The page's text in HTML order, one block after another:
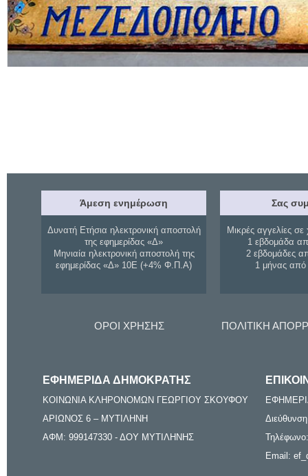
Άμεση ενημέρωση
Δυνατή Ετήσια ηλεκτρονική αποστολή
της εφημερίδας «Δ»
Μηνιαία ηλεκτρονική αποστολή της
εφημερίδας «Δ» 10Ε (+4% Φ.Π.Α)
Σας
Μικρές αγγελίες σε
1 εβδομάδα
2 εβδομάδες
1 μήνας
ΟΡΟΙ ΧΡΗΣΗΣ ΠΟΛΙΤΙΚΗ
ΕΦΗΜΕΡΙΔΑ ΔΗΜΟΚΡΑΤΗΣ
ΚΟΙΝΩΝΙΑ ΚΛΗΡΟΝΟΜΩΝ ΓΕΩΡΓΙΟΥ ΣΚΟΥΦΟΥ
ΑΡΙΩΝΟΣ 6 – ΜΥΤΙΛΗΝΗ
ΑΦΜ: 999147330 - ΔΟΥ ΜΥΤΙΛΗΝΗΣ
Email: